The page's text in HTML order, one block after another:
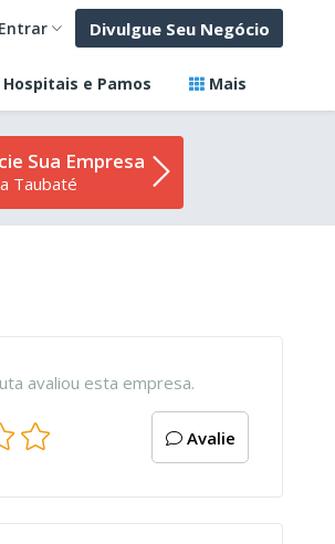
Entrar Divulgue Seu Negócio
Hospitais e Pamos Mais
Sua Empresa
Taubaté
avaliou esta empresa.
Avalie